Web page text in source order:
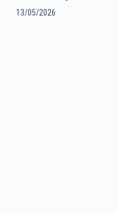
13/05/2026